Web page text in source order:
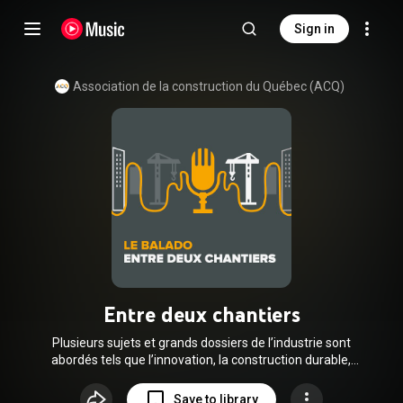
Sign in
Association de la construction du Québec (ACQ)
Entre deux chantiers
Plusieurs sujets et grands dossiers de l’industrie sont
abordés tels que l’innovation, la construction durable,
Venez à la rencontre d’entrepreneurs qui se réunissent pour
Save to library